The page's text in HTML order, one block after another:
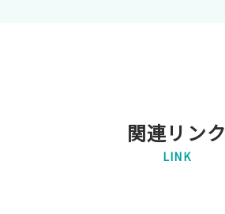
関連リンク
LINK